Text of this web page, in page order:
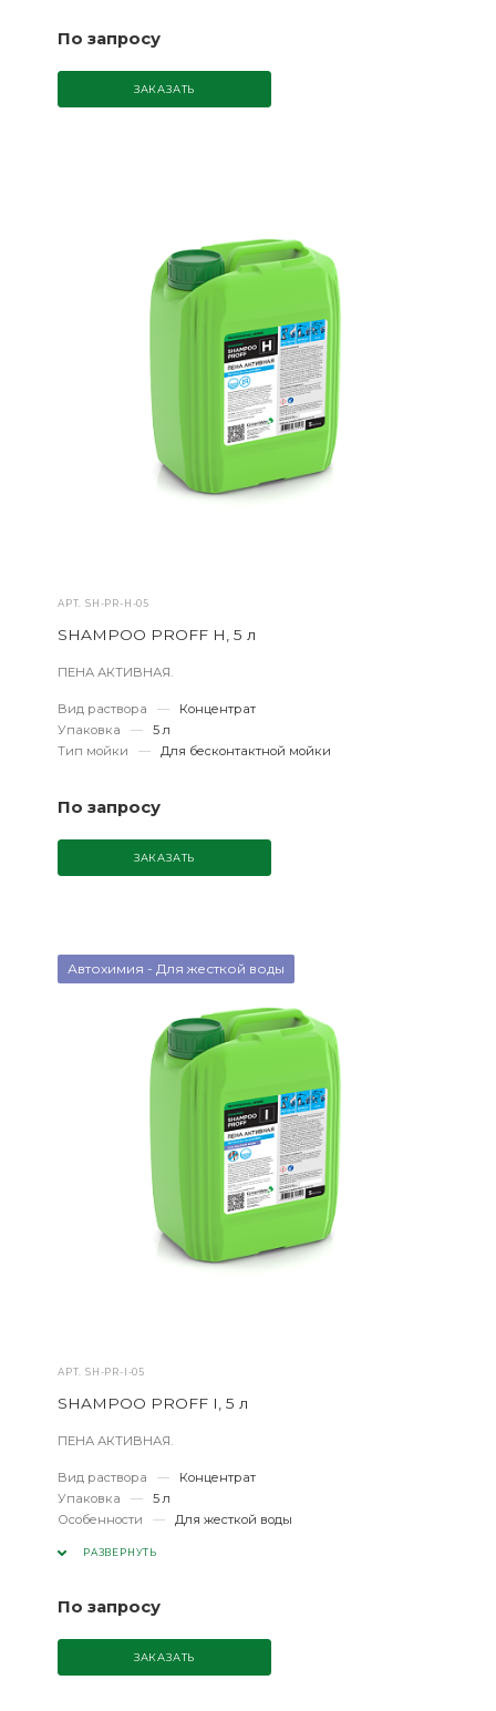
По запросу
ЗАКАЗАТЬ
АРТ.SH-PR-H-05
SHAMPOO PROFF H, 5 л
ПЕНА АКТИВНАЯ.
Вид раствора —
Концентрат
Упаковка
—
5 л
Тип мойки
— Для бесконтактной мойки
По запросу
ЗАКАЗАТЬ
Автохимия - Для жесткой воды
АРТ.SH-PR-I-05
SHAMPOO PROFF I, 5 л
ПЕНА АКТИВНАЯ.
Вид раствора —
Концентрат
Упаковка
—
5 л
Особенности
— Для жесткой воды
РАЗВЕРНУТЬ
По запросу
ЗАКАЗАТЬ